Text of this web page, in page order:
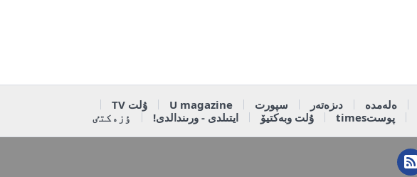
ەلەمدە دىزەتەر سپورت U magazine
ۇلت TV
پوستtimes ۇلت وبەكتيۆ ايتىلدى - ورىندالدى! ٶزەكتٸ